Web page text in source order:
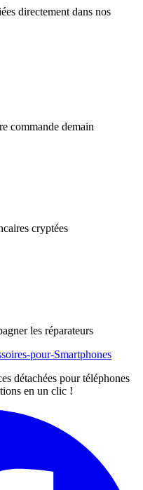
directement dans nos
commande demain
cryptées
les réparateurs
détachées pour téléphones
en un clic !